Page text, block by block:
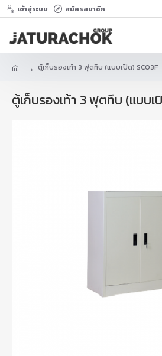
เข้าสู่ระบบ สมัครสมาชิก
ตู้เก็บรองเท้า 3 ฟุตทึบ (แบบเปิด) SCO3F
ตู้เก็บรองเท้า 3 ฟุตทึบ (แบบเ